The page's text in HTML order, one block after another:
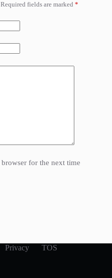
Required fields are marked *
for the next time
Privacy TOS